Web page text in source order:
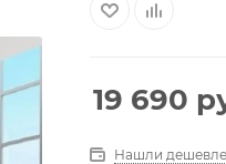
19 690
Нашли